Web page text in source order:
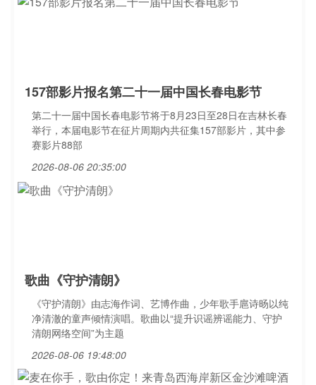
157部影片报名第二十一届中国长春电影节
第二十一届中国长春电影节将于8月23日至28日在吉林长春
举行，本届电影节在征片周期内共征集157部影片，其中参
赛影片88部
2026-08-06 20:35:00
歌曲《守护清朗》
《守护清朗》由志海作词、艺博作曲，少年歌手扈诗旸以纯
净清澈的童声倾情演唱。歌曲以“提升识谣辨谣能力、守护
清朗网络空间”为主题
2026-08-06 19:48:00